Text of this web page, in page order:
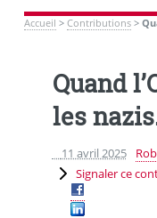
Accueil > Contributions>
Quand
les
11 avril 2025
Signaler ce